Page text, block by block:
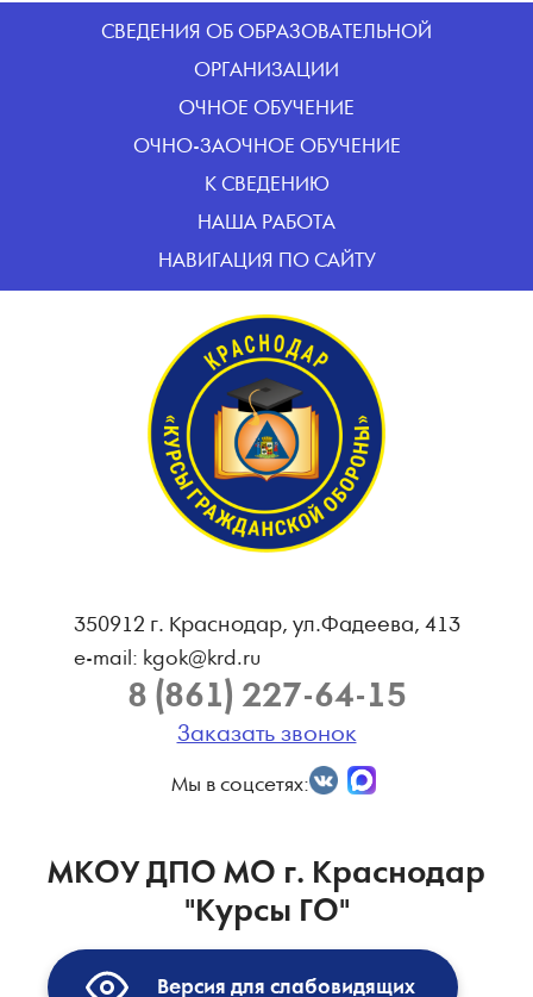
CВЕДЕНИЯ ОБ ОБРАЗОВАТЕЛЬНОЙ
ОРГАНИЗАЦИИ
ОЧНОЕ ОБУЧЕНИЕ
ОЧНО-ЗАОЧНОЕ ОБУЧЕНИЕ
К СВЕДЕНИЮ
НАША РАБОТА
НАВИГАЦИЯ ПО САЙТУ
350912 г. Краснодар, ул.Фадеева, 413
e-mail: kgok@krd.ru
8 (861) 227-64-15
Заказать звонок
Мы в соцсетях:
МКОУ ДПО МО г. Краснодар
"Курсы ГО"
Версия для слабовидящих